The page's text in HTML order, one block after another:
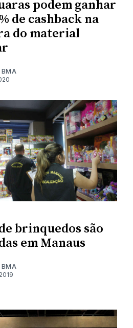
podem ganhar
de cashback na
do material
BMA
brinquedos são
em Manaus
BMA